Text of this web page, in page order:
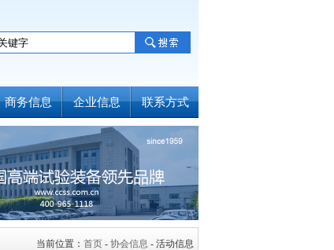
商务信息 企业信息 联系方式
当前位置： 首页 - 协会信息 - 活动信息